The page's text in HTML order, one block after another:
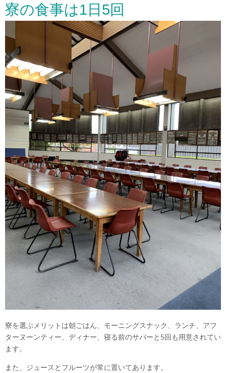
寮の食事は1日5回
寮を選ぶメリットは朝ごはん、モーニングスナック、ランチ、アフ
ターヌーンティー、ディナー、寝る前のサパーと5回も用意されてい
ます。
また、ジュースとフルーツが常に置いてあります。